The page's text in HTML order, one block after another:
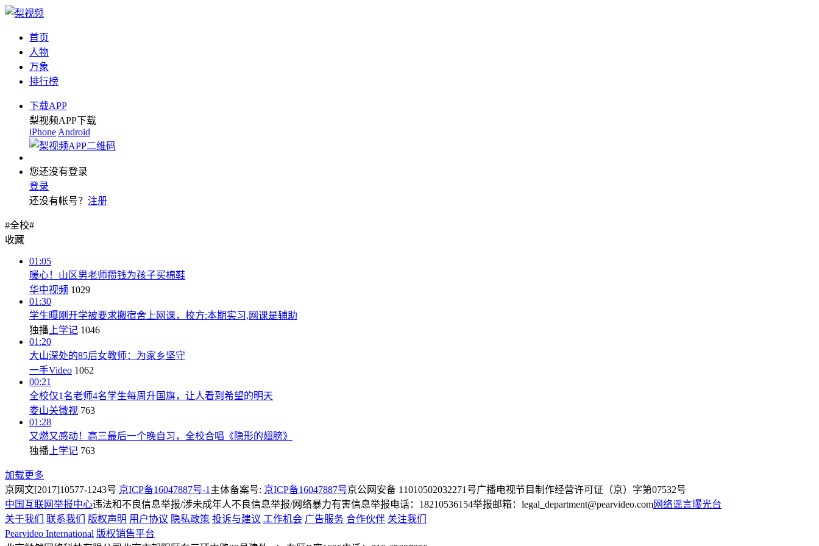
首页
人物
万象
排行榜
下载APP
梨视频APP下载
iPhone Android
您还没有登录
登录
还没有帐号？ 注册
#全校#
收藏
01:05
暖心！山区男老师攒钱为孩子买棉鞋
华中视频 1029
01:30
学生曝刚开学被要求搬宿舍上网课，校方:本期实习,网课是辅助
独播 上学记 1046
01:20
大山深处的85后女教师：为家乡坚守
一手Video 1062
00:21
全校仅1名老师4名学生每周升国旗，让人看到希望的明天
娄山关微视 763
01:28
又燃又感动！高三最后一个晚自习，全校合唱《隐形的翅膀》
独播 上学记 763
加载更多
京网文[2017]10577-1243号 京ICP备16047887号-1 主体备案号: 京ICP备16047887号京公网安备 11010502032271号广播电视节目制作经营许可证（京）字第07532号
中国互联网举报中心违法和不良信息举报/涉未成年人不良信息举报/网络暴力有害信息举报电话：18210536154举报邮箱：legal_department@pearvideo.com网络谣言曝光台
关于我们
联系我们 版权声明 用户协议 隐私政策 投诉与建议 工作机会 广告服务 合作伙伴 关注我们
Pearvideo International 版权销售平台